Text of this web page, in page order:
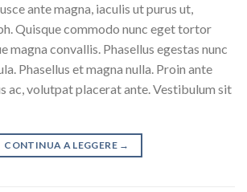
ante magna, iaculis ut purus ut,
Quisque commodo nunc eget tortor
magna convallis. Phasellus egestas nunc
Phasellus et magna nulla. Proin ante
ac, volutpat placerat ante. Vestibulum sit
CONTINUA A LEGGERE →